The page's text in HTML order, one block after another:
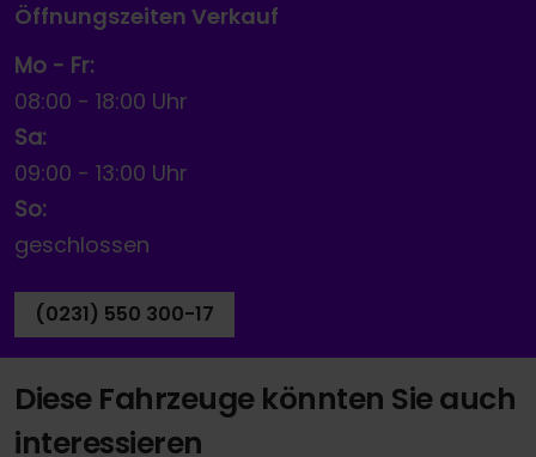
Öffnungszeiten Verkauf
Mo - Fr:
08:00 - 18:00 Uhr
Sa:
09:00 - 13:00 Uhr
So:
geschlossen
(0231) 550 300-17
Diese Fahrzeuge könnten Sie auch
interessieren